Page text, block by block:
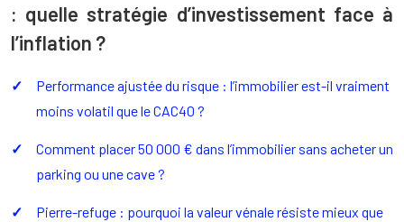
: quelle stratégie d’investissement face à
l’inflation ?
Performance ajustée du risque : l’immobilier est-il vraiment
moins volatil que le CAC40 ?
Comment placer 50 000 € dans l’immobilier sans acheter un
parking ou une cave ?
Pierre-refuge : pourquoi la valeur vénale résiste mieux que